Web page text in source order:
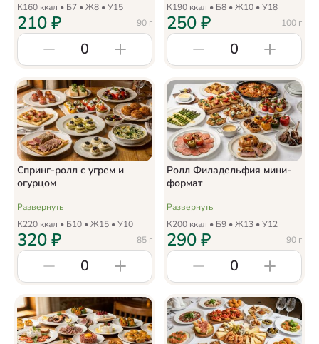
К160 ккал • Б7 • Ж8 • У15
90 г
210₽
0
К190 ккал • Б8 • Ж10 • У18
100 г
250₽
0
Спринг-ролл с угрем и
огурцом
Развернуть
К220 ккал • Б10 • Ж15 • У10
85 г
320₽
0
Ролл Филадельфия мини-
формат
Развернуть
К200 ккал • Б9 • Ж13 • У12
90 г
290₽
0